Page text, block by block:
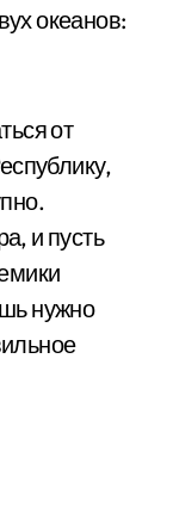
океанов:
от
и пусть
нужно